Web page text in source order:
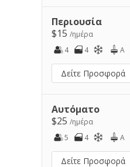
Περιουσία
$15 /ημέρα
4
4 A
Δείτε Προσφορά
Αυτόματο
$25 /ημέρα
5
4 A
Δείτε Προσφορά